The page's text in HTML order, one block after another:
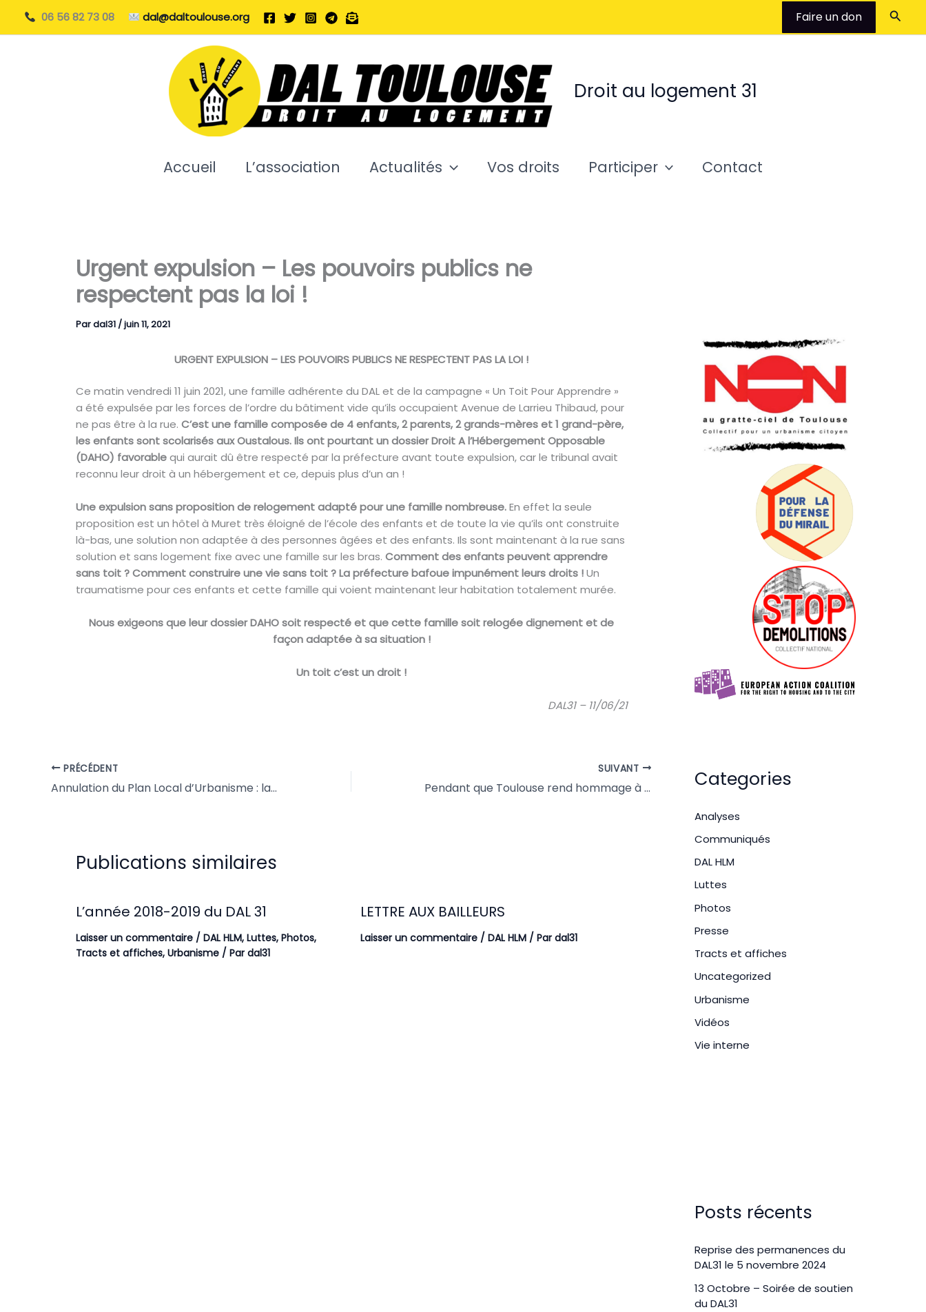
06 56 82 73 08 dal@daltoulouse.org Faire un don
Droit au logement 31
Accueil L’association Actualités Vos droits Participer Contact
Urgent expulsion – Les pouvoirs publics ne
respectent pas la loi !
Pardal31 /juin 11, 2021
URGENT EXPULSION – LES POUVOIRS PUBLICS NE RESPECTENT PAS LA LOI !
Ce matin vendredi 11 juin 2021, une famille adhérente du DAL et de la campagne « Un Toit Pour Apprendre »
a été expulsée par les forces de l’ordre du bâtiment vide qu’ils occupaient Avenue de Larrieu Thibaud, pour
ne pas être à la rue. C’est une famille composée de 4 enfants, 2 parents, 2 grands-mères et 1 grand-père,
les enfants sont scolarisés aux Oustalous. Ils ont pourtant un dossier Droit A l’Hébergement Opposable
(DAHO) favorablequi aurait dû être respecté par la préfecture avant toute expulsion, car le tribunal avait
reconnu leur droit à un hébergement et ce, depuis plus d’un an !
Une expulsion sans proposition de relogement adapté pour une famille nombreuse.En effet la seule
proposition est un hôtel à Muret très éloigné de l’école des enfants et de toute la vie qu’ils ont construite
là-bas, une solution non adaptée à des personnes âgées et des enfants. Ils sont maintenant à la rue sans
solution et sans logement fixe avec une famille sur les bras. Comment des enfants peuvent apprendre
sans toit ? Comment construire une vie sans toit ? La préfecture bafoue impunément leurs droits !Un
traumatisme pour ces enfants et cette famille qui voient maintenant leur habitation totalement murée.
Nous exigeons que leur dossier DAHO soit respecté et que cette famille soit relogée dignement et de
façon adaptée à sa situation !
Un toit c’est un droit !
DAL31 – 11/06/21
PRÉCÉDENT
Annulation du Plan Local d’Urbanisme : la mairie de Toulouse doit revoir sa copie et ne pas se victimiser !
SUIVANT
Pendant que Toulouse rend hommage à l’Afrique avec le Rio Loco, la préfecture expulse 150 personnes à Blagnac !
Publications similaires
L’année 2018-2019 du DAL 31
Laisser un commentaire / DAL HLM, Luttes, Photos,
Tracts et affiches, Urbanisme/ Par dal31
LETTRE AUX BAILLEURS
Laisser un commentaire / DAL HLM/ Par dal31
Categories
Analyses
Communiqués
DAL HLM
Luttes
Photos
Presse
Tracts et affiches
Uncategorized
Urbanisme
Vidéos
Vie interne
Posts récents
Reprise des permanences du
DAL31 le 5 novembre 2024
13 Octobre – Soirée de soutien
du DAL31